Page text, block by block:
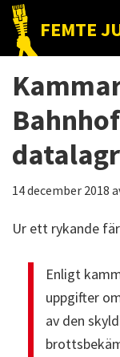
Hoppa
huvudnavigering
Hoppa
huvudinnehåll
Hoppa
det
primära
FEMTE
Nätet
till
folket!
14 december 2018
Ur ett rykande
Enligt
uppgifter
av den